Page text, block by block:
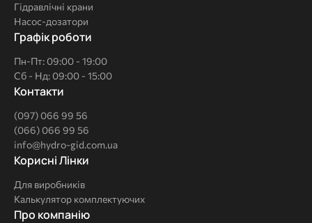
Гідравлічні крани
Насос-дозатори
Графік роботи
Пн-Пт: 09:00 - 19:00
Сб - Нд: 09:00 - 15:00
Контакти
(097) 066 99 56
(066) 066 99 56
info@hydro-gid.com.ua
Корисні
Корисні Лінки
Для виробників
Калькулятор комплектуючих
Про
Про компанію